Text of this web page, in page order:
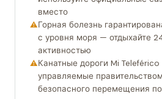
вместо
Горная болезнь
с уровня моря — отдыхайте
активностью
Канатные дороги Mi
управляемые
безопасного перемещения